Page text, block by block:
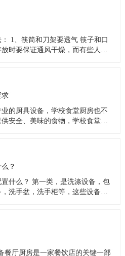
，大大降低了他们的工作效率及
1、筷筒和刀架要透气 筷子和口
时要保证通风干燥，而有些人把
处，这样能很快把水沥干。还有
求
的厨具设备，学校食堂厨房也不
安全、美味的食物，学校食堂厨
、使用后的餐具必须在指定的餐具
？
什么？ 第一类，是洗涤设备，包
洗手盆，洗手柜等，这些设备在
家具和饮食用具。 第三类，食物
餐厅厨房是一家餐饮店的关键一部